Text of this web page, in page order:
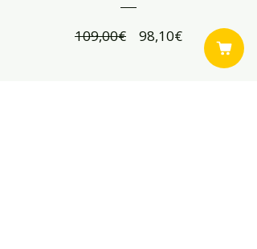
109,00€ Standardpreis
98,10€Sale-
Preis